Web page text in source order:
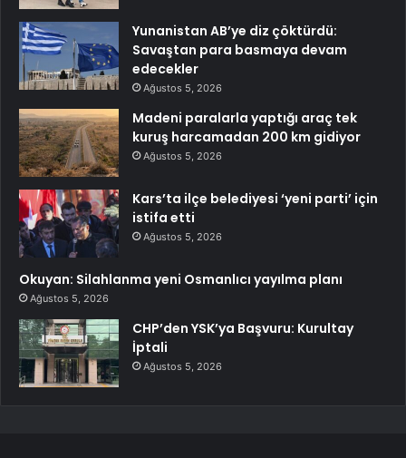
Yunanistan AB’ye diz çöktürdü:
Savaştan para basmaya devam
edecekler
Ağustos 5, 2026
Madeni paralarla yaptığı araç tek
kuruş harcamadan 200 km gidiyor
Ağustos 5, 2026
Kars’ta ilçe belediyesi ‘yeni parti’ için
istifa etti
Ağustos 5, 2026
Okuyan: Silahlanma yeni Osmanlıcı yayılma planı
Ağustos 5, 2026
CHP’den YSK’ya Başvuru: Kurultay
İptali
Ağustos 5, 2026